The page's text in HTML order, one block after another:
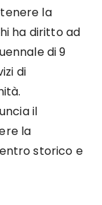
la
ha diritto ad
di 9
di
il
la
storico e